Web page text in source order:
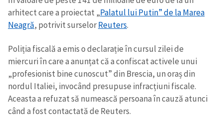
arhitect care a proiectat „Palatul lui Putin” de la Marea
Neagră, potrivit surselorReuters.
Poliția fiscală a emis o declarație în cursul zilei de
miercuri în care a anunțat că a confiscat activele unui
„profesionist bine cunoscut” din Brescia, un oraș din
nordul Italiei, invocând presupuse infracțiuni fiscale.
Aceasta a refuzat să numească persoana în cauză atunci
când a fost contactată de Reuters.